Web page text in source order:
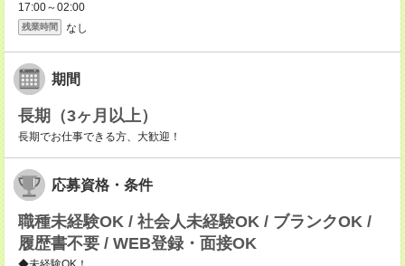
17:00～02:00
残業時間 なし
期間
長期（3ヶ月以上）
長期でお仕事できる方、大歓迎！
応募資格・条件
職種未経験OK / 社会人未経験OK / ブランクOK /
履歴書不要 / WEB登録・面接OK